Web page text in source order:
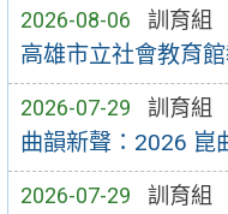
2026-08-06 訓育組
高雄市立社會教育
2026-07-29 訓育組
曲韻新聲：2026 崑
2026-07-29 訓育組